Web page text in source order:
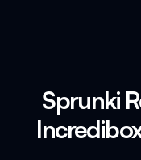
Sprunki